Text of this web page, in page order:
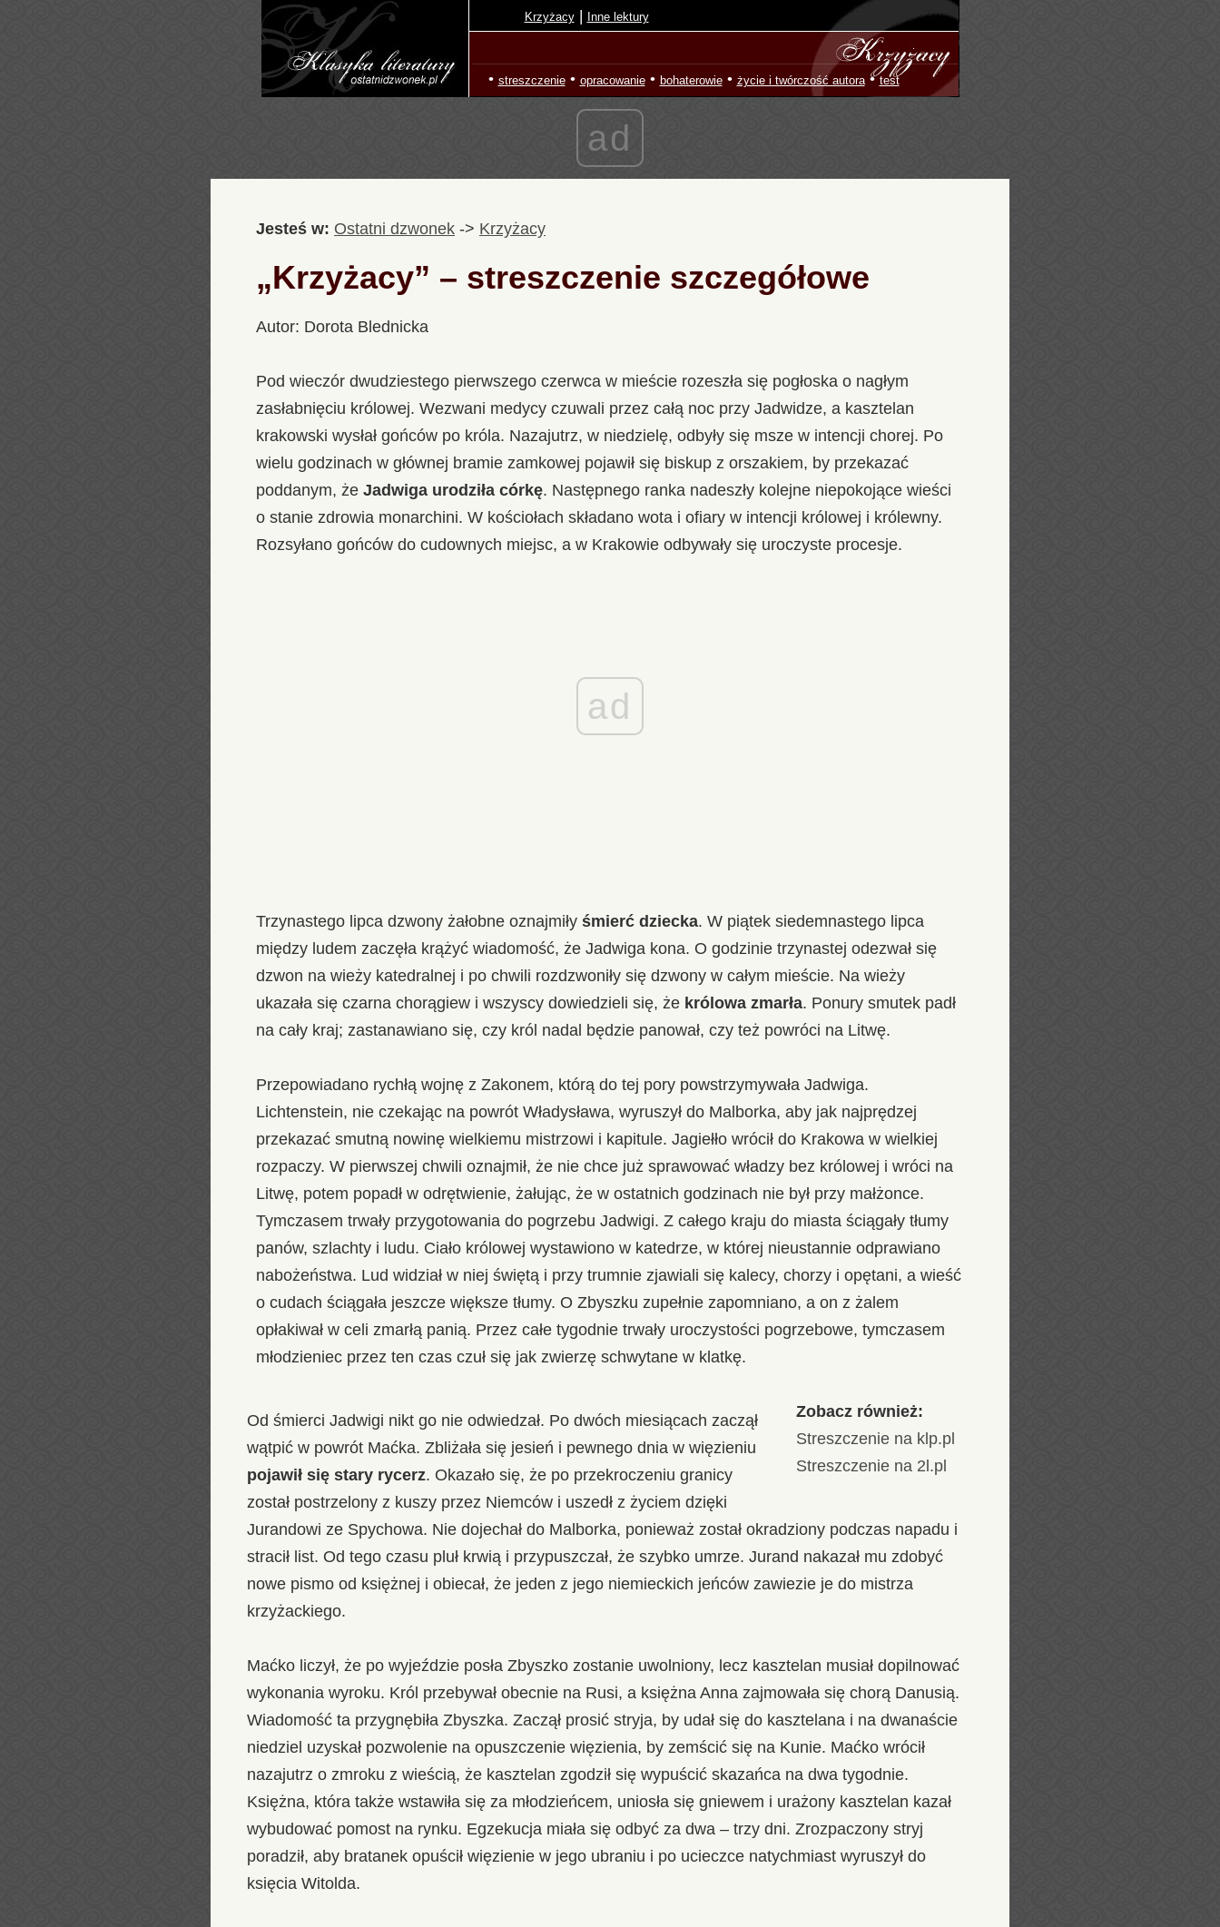
Krzyżacy | Inne lektury
• streszczenie• opracowanie• bohaterowie• życie i twórczość autora•test
ad
Jesteś w: Ostatni dzwonek -> Krzyżacy
„Krzyżacy” – streszczenie szczegółowe
Autor: Dorota Blednicka
Pod wieczór dwudziestego pierwszego czerwca w mieście rozeszła się pogłoska o nagłym
zasłabnięciu królowej. Wezwani medycy czuwali przez całą noc przy Jadwidze, a kasztelan
krakowski wysłał gońców po króla. Nazajutrz, w niedzielę, odbyły się msze w intencji chorej. Po
wielu godzinach w głównej bramie zamkowej pojawił się biskup z orszakiem, by przekazać
poddanym, że Jadwiga urodziła córkę. Następnego ranka nadeszły kolejne niepokojące wieści
o stanie zdrowia monarchini. W kościołach składano wota i ofiary w intencji królowej i królewny.
Rozsyłano gońców do cudownych miejsc, a w Krakowie odbywały się uroczyste procesje.
ad
Trzynastego lipca dzwony żałobne oznajmiły śmierć dziecka. W piątek siedemnastego lipca
między ludem zaczęła krążyć wiadomość, że Jadwiga kona. O godzinie trzynastej odezwał się
dzwon na wieży katedralnej i po chwili rozdzwoniły się dzwony w całym mieście. Na wieży
ukazała się czarna chorągiew i wszyscy dowiedzieli się, że królowa zmarła. Ponury smutek padł
na cały kraj; zastanawiano się, czy król nadal będzie panował, czy też powróci na Litwę.
Przepowiadano rychłą wojnę z Zakonem, którą do tej pory powstrzymywała Jadwiga.
Lichtenstein, nie czekając na powrót Władysława, wyruszył do Malborka, aby jak najprędzej
przekazać smutną nowinę wielkiemu mistrzowi i kapitule. Jagiełło wrócił do Krakowa w wielkiej
rozpaczy. W pierwszej chwili oznajmił, że nie chce już sprawować władzy bez królowej i wróci na
Litwę, potem popadł w odrętwienie, żałując, że w ostatnich godzinach nie był przy małżonce.
Tymczasem trwały przygotowania do pogrzebu Jadwigi. Z całego kraju do miasta ściągały tłumy
panów, szlachty i ludu. Ciało królowej wystawiono w katedrze, w której nieustannie odprawiano
nabożeństwa. Lud widział w niej świętą i przy trumnie zjawiali się kalecy, chorzy i opętani, a wieść
o cudach ściągała jeszcze większe tłumy. O Zbyszku zupełnie zapomniano, a on z żalem
opłakiwał w celi zmarłą panią. Przez całe tygodnie trwały uroczystości pogrzebowe, tymczasem
młodzieniec przez ten czas czuł się jak zwierzę schwytane w klatkę.
Zobacz również:
Streszczenie na klp.pl
Streszczenie na 2l.pl
Od śmierci Jadwigi nikt go nie odwiedzał. Po dwóch miesiącach zaczął
wątpić w powrót Maćka. Zbliżała się jesień i pewnego dnia w więzieniu
pojawił się stary rycerz. Okazało się, że po przekroczeniu granicy
został postrzelony z kuszy przez Niemców i uszedł z życiem dzięki
Jurandowi ze Spychowa. Nie dojechał do Malborka, ponieważ został okradziony podczas napadu i
stracił list. Od tego czasu pluł krwią i przypuszczał, że szybko umrze. Jurand nakazał mu zdobyć
nowe pismo od księżnej i obiecał, że jeden z jego niemieckich jeńców zawiezie je do mistrza
krzyżackiego.
Maćko liczył, że po wyjeździe posła Zbyszko zostanie uwolniony, lecz kasztelan musiał dopilnować
wykonania wyroku. Król przebywał obecnie na Rusi, a księżna Anna zajmowała się chorą Danusią.
Wiadomość ta przygnębiła Zbyszka. Zaczął prosić stryja, by udał się do kasztelana i na dwanaście
niedziel uzyskał pozwolenie na opuszczenie więzienia, by zemścić się na Kunie. Maćko wrócił
nazajutrz o zmroku z wieścią, że kasztelan zgodził się wypuścić skazańca na dwa tygodnie.
Księżna, która także wstawiła się za młodzieńcem, uniosła się gniewem i urażony kasztelan kazał
wybudować pomost na rynku. Egzekucja miała się odbyć za dwa – trzy dni. Zrozpaczony stryj
poradził, aby bratanek opuścił więzienie w jego ubraniu i po ucieczce natychmiast wyruszył do
księcia Witolda.